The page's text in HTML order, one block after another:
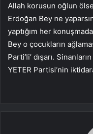
Allah korusun oğlun ölse
Erdoğan Bey ne
yaptığım her
Bey o çocukların
Parti’li’ dışarı.
YETER Partisi’nin